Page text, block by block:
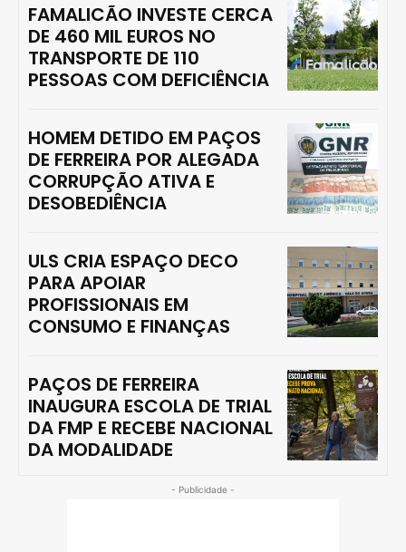
FAMALICÃO INVESTE CERCA
DE 460 MIL EUROS NO
TRANSPORTE DE 110
PESSOAS COM DEFICIÊNCIA
HOMEM DETIDO EM PAÇOS
DE FERREIRA POR ALEGADA
CORRUPÇÃO ATIVA E
DESOBEDIÊNCIA
ULS CRIA ESPAÇO DECO
PARA APOIAR
PROFISSIONAIS EM
CONSUMO E FINANÇAS
PAÇOS DE FERREIRA
INAUGURA ESCOLA DE TRIAL
DA FMP E RECEBE NACIONAL
DA MODALIDADE
- Publicidade -